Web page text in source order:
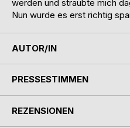
werden und sträubte mich
Nun wurde es erst richtig
AUTOR/IN
PRESSESTIMMEN
REZENSIONEN